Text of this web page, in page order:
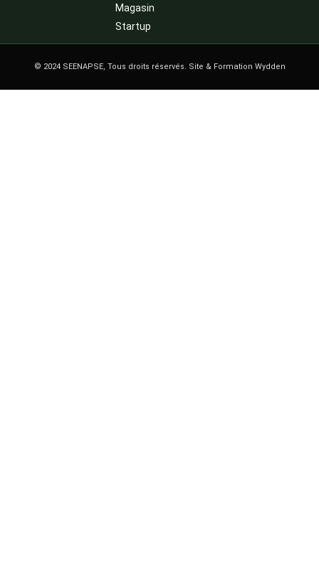
Magasin
Startup
© 2024 SEENAPSE, Tous droits réservés. Site & Formation Wydden